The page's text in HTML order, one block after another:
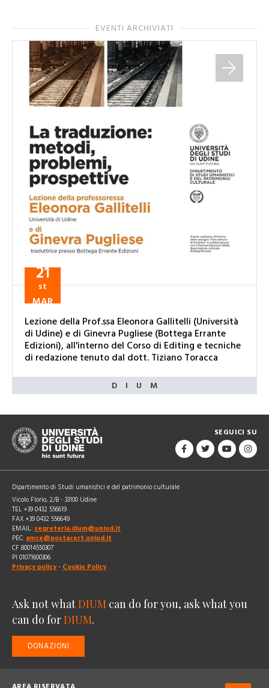
EVENTI ARCHIVIATI
21
st
MAR
Lezione della Prof.ssa Eleonora Gallitelli (Università
di Udine) e di Ginevra Pugliese (Bottega Errante
Edizioni), all'interno del Corso di Editing e tecniche
di redazione tenuto dal dott. Tiziano Toracca
SEGUICI SU
Dipartimento di Studi umanistici e del patrimonio culturale
Vicolo Florio, 2/B - 33100 Udine
TEL +39 0432 556619
FAX +39 0432 556649
EMAIL: segreteria.dium@uniud.it
PEC: amce@postacert.uniud.it
CF 80014550307
PI 01071600306
Privacy policy - Cookie Policy
Ask not whatDIUM can do for you, ask what you
can do forDIUM.
DONAZIONI